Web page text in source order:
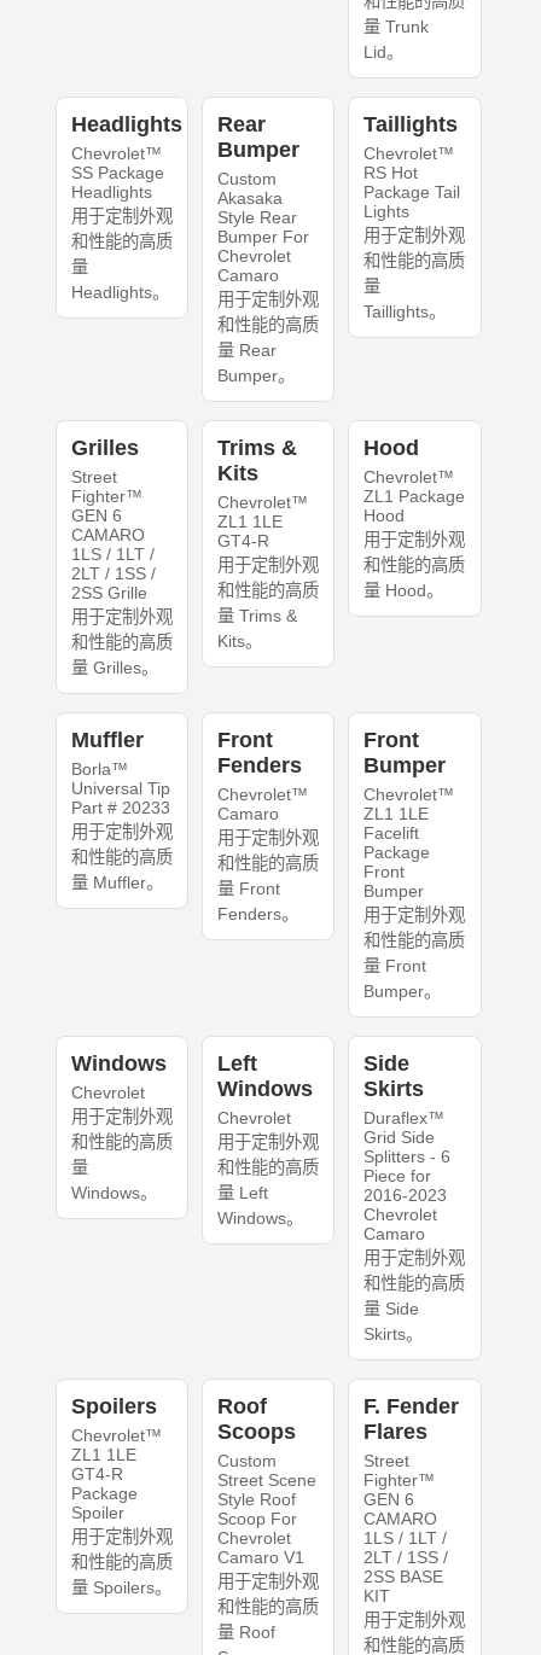
量 Trunk
Lid。
Headlights
Chevrolet™
SS Package
Headlights
用于定制外观
和性能的高质
量
Headlights。
Rear
Bumper
Custom
Akasaka
Style Rear
Bumper For
Chevrolet
Camaro
用于定制外观
和性能的高质
量 Rear
Bumper。
Taillights
Chevrolet™
RS Hot
Package Tail
Lights
用于定制外观
和性能的高质
量
Taillights。
Grilles
Street
Fighter™
GEN 6
CAMARO
1LS / 1LT /
2LT / 1SS /
2SS Grille
用于定制外观
和性能的高质
量 Grilles。
Trims &
Kits
Chevrolet™
ZL1 1LE
GT4-R
用于定制外观
和性能的高质
量 Trims &
Kits。
Hood
Chevrolet™
ZL1 Package
Hood
用于定制外观
和性能的高质
量 Hood。
Muffler
Borla™
Universal Tip
Part # 20233
用于定制外观
和性能的高质
量 Muffler。
Front
Fenders
Chevrolet™
Camaro
用于定制外观
和性能的高质
量 Front
Fenders。
Front
Bumper
Chevrolet™
ZL1 1LE
Facelift
Package
Front
Bumper
用于定制外观
和性能的高质
量 Front
Bumper。
Windows
Chevrolet
用于定制外观
和性能的高质
量
Windows。
Left
Windows
Chevrolet
用于定制外观
和性能的高质
量 Left
Windows。
Side
Skirts
Duraflex™
Grid Side
Splitters - 6
Piece for
2016-2023
Chevrolet
Camaro
用于定制外观
和性能的高质
量 Side
Skirts。
Spoilers
Chevrolet™
ZL1 1LE
GT4-R
Package
Spoiler
用于定制外观
和性能的高质
量 Spoilers。
Roof
Scoops
Custom
Street Scene
Style Roof
Scoop For
Chevrolet
Camaro V1
用于定制外观
和性能的高质
量 Roof
F. Fender
Flares
Street
Fighter™
GEN 6
CAMARO
1LS / 1LT /
2LT / 1SS /
2SS BASE
KIT
用于定制外观
和性能的高质